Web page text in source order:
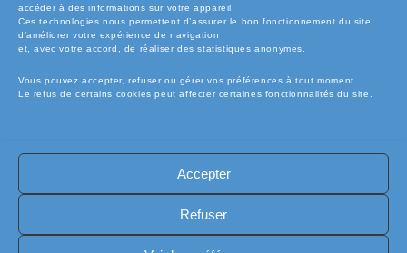
accéder à des informations sur votre appareil.
Ces technologies nous permettent d’assurer le bon fonctionnement du site,
d’améliorer votre expérience de navigation
et, avec votre accord, de réaliser des statistiques anonymes.
Vous pouvez accepter, refuser ou gérer vos préférences à tout moment.
Le refus de certains cookies peut affecter certaines fonctionnalités du site.
Accepter
Refuser
🧾Conditions Générales de Vente (CGV)
🧾 Mentions légales
🔐 Politique de confidentialité
🔐 Exercer mes droits RGPD